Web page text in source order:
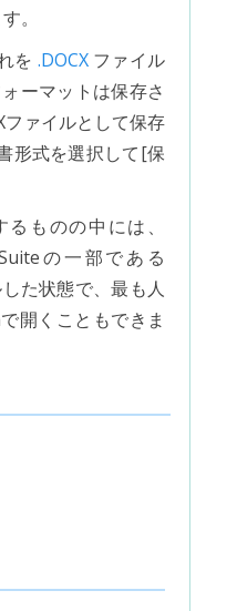
。
を .DOCXファイル
ーマットは保存さ
ァイルとして保存
形式を選択して[保
ものの中には、
の一部である
た状態で、最も人
開くこともできま